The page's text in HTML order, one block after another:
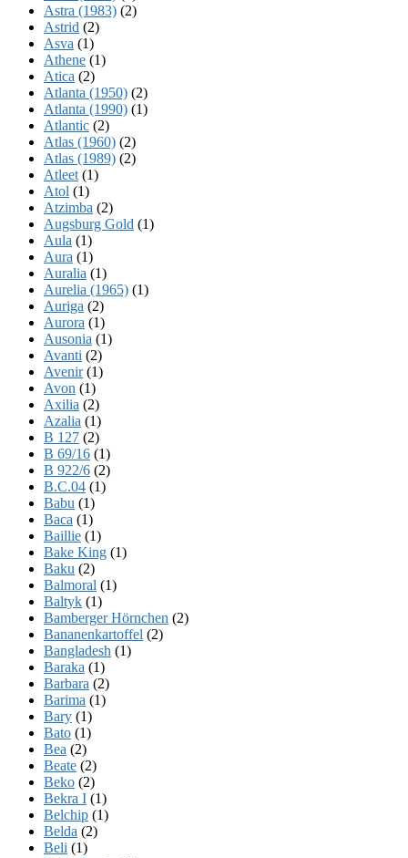
Astra (1983) (2)
Astrid (2)
Asva (1)
Athene (1)
Atica (2)
Atlanta (1950) (2)
Atlanta (1990) (1)
Atlantic (2)
Atlas (1960) (2)
Atlas (1989) (2)
Atleet (1)
Atol (1)
Atzimba (2)
Augsburg Gold (1)
Aula (1)
Aura (1)
Auralia (1)
Aurelia (1965) (1)
Auriga (2)
Aurora (1)
Ausonia (1)
Avanti (2)
Avenir(1)
Avon (1)
Axilia (2)
Azalia (1)
B 127 (2)
B 69/16 (1)
B 922/6 (2)
B.C.04 (1)
Babu (1)
Baca (1)
Baillie (1)
Bake King (1)
Baku (2)
Balmoral (1)
Baltyk (1)
Bamberger Hörnchen (2)
Bananenkartoffel (2)
Bangladesh (1)
Baraka (1)
Barbara (2)
Barima (1)
Bary (1)
Bato (1)
Bea (2)
Beate (2)
Beko (2)
Bekra I (1)
Belchip (1)
Belda (2)
Beli (1)